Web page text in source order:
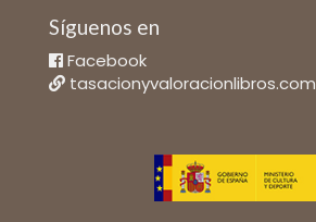
Síguenos en
Facebook
tasacionyvaloracionlibros.com